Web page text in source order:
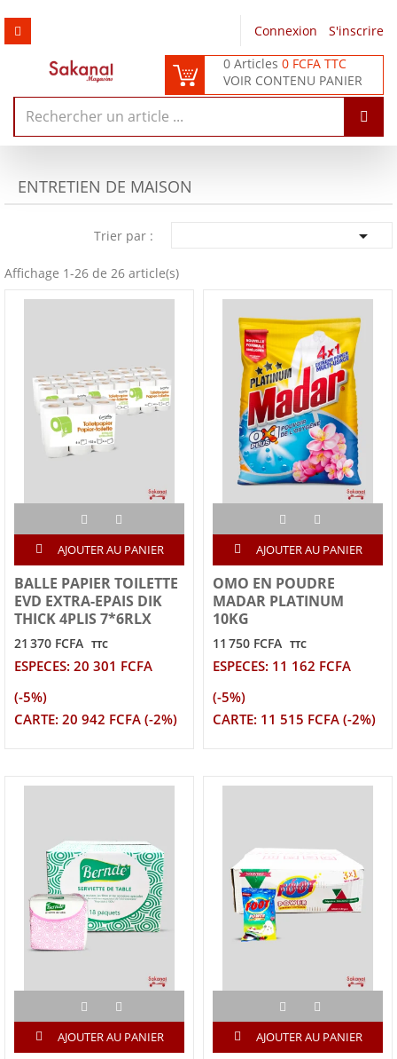
Connexion
S'inscrire
0 Articles0 FCFA TTC
VOIR CONTENU PANIER
ENTRETIEN DE MAISON
Trier par : 
Affichage 1-26 de 26 article(s)
AJOUTER AU PANIER
BALLE PAPIER TOILETTE
EVD EXTRA-EPAIS DIK
THICK 4PLIS 7*6RLX
21 370 FCFA TTC
ESPECES: 20 301 FCFA
(-5%)
CARTE: 20 942 FCFA (-2%)
AJOUTER AU PANIER
OMO EN POUDRE
MADAR PLATINUM
10KG
11 750 FCFA TTC
ESPECES: 11 162 FCFA
(-5%)
CARTE: 11 515 FCFA (-2%)
AJOUTER AU PANIER AJOUTER AU PANIER